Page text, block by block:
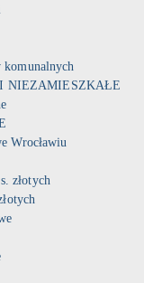
NIEZAMIESZKAŁE
Wrocławiu
złotych